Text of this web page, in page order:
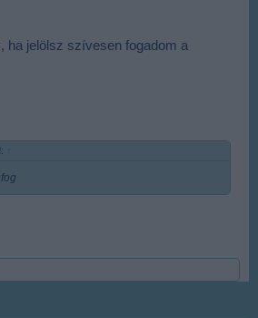
ha jelölsz szívesen fogadom a
↑